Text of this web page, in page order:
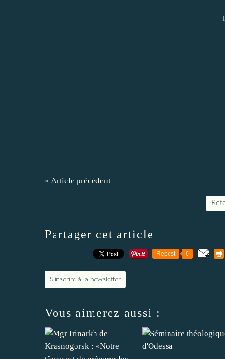
« Article précédent
Partager cet article
Repost 0
S'inscrire à la newsletter
Vous aimerez aussi :